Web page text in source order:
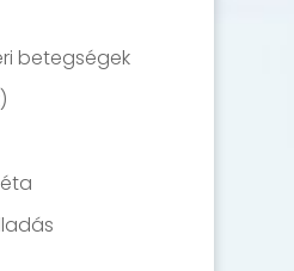
betegségek